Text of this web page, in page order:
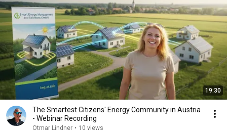
19:30
The Smartest Citizens' Energy Community in Austria
- Webinar Recording
Otmar Lindner • 10 views